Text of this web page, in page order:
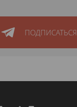
ПОДПИСАТЬСЯ